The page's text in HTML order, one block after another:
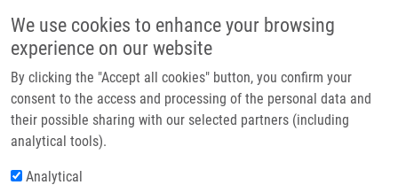
We use cookies to enhance your browsing
experience on our website
By clicking the "Accept all cookies" button, you confirm your
consent to the access and processing of the personal data and
their possible sharing with our selected partners (including
analytical tools).
Analytical
Header image